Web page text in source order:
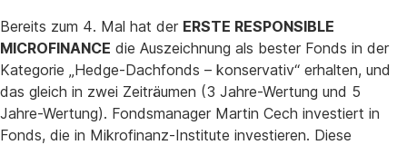
Bereits zum 4. Mal hat der ERSTE RESPONSIBLE
MICROFINANCE die Auszeichnung als bester Fonds in der
Kategorie „Hedge-Dachfonds – konservativ“ erhalten, und
das gleich in zwei Zeiträumen (3 Jahre-Wertung und 5
Jahre-Wertung). Fondsmanager Martin Cech investiert in
Fonds, die in Mikrofinanz-Institute investieren. Diese